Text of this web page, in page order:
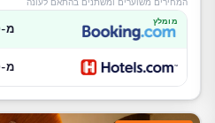
המחירים משוערים ומשתנים בהתאם לעונה
מומלץ מ-₪360
מ-₪400